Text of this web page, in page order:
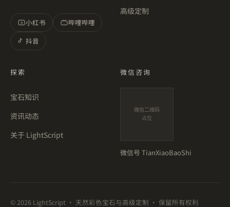
小 小红书
哔哩哔哩
抖音
高级定制
探索
宝石知识
资讯动态
关于 LightScript
微信咨询
微信二维码
占位
微信号 TianXiaoBaoShi
© 2026 LightScript · 天然彩色宝石与高级定制 · 保留所有权利